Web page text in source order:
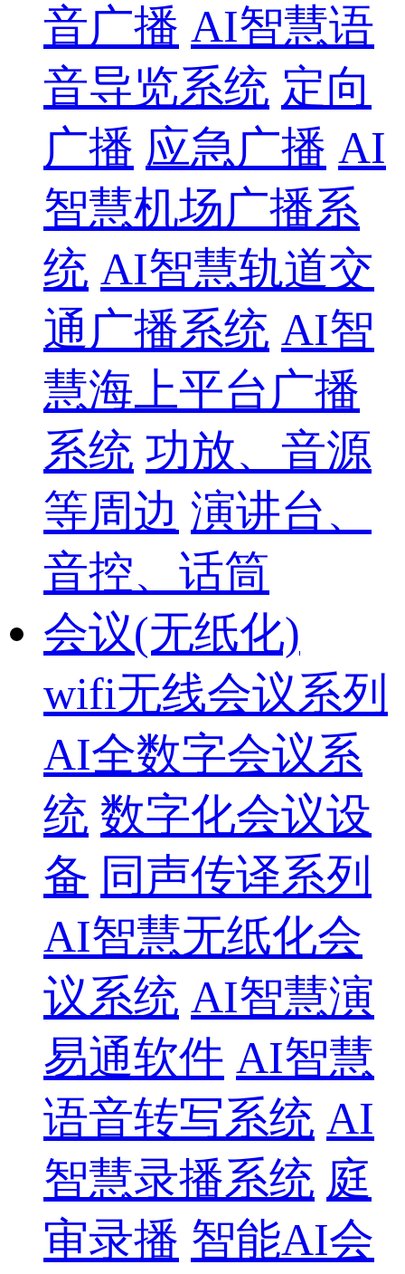
音广播 AI智慧语
音导览系统 定向
广播 应急广播 AI
智慧机场广播系
统 AI智慧轨道交
通广播系统 AI智
慧海上平台广播
系统 功放、音源
等周边 演讲台、
音控、话筒
会议(无纸化)
wifi无线会议系列
AI全数字会议系
统 数字化会议设
备 同声传译系列
AI智慧无纸化会
议系统 AI智慧演
易通软件 AI智慧
语音转写系统 AI
智慧录播系统 庭
审录播 智能AI会